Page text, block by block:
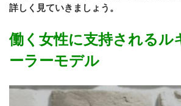
詳しく見ていきましょう。
働く女性に支持されるル
ーラーモデル